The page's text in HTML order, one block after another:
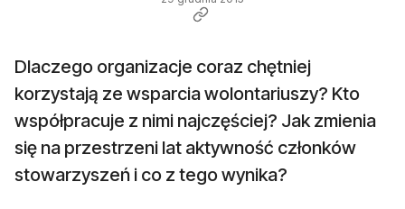
Dlaczego organizacje coraz chętniej
korzystają ze wsparcia wolontariuszy? Kto
współpracuje z nimi najczęściej? Jak zmienia
się na przestrzeni lat aktywność członków
stowarzyszeń i co z tego wynika?